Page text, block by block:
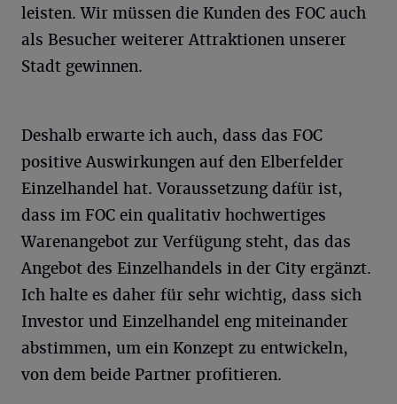
leisten. Wir müssen die Kunden des FOC auch
als Besucher weiterer Attraktionen unserer
Stadt gewinnen.
Deshalb erwarte ich auch, dass das FOC
positive Auswirkungen auf den Elberfelder
Einzelhandel hat. Voraussetzung dafür ist,
dass im FOC ein qualitativ hochwertiges
Warenangebot zur Verfügung steht, das das
Angebot des Einzelhandels in der City ergänzt.
Ich halte es daher für sehr wichtig, dass sich
Investor und Einzelhandel eng miteinander
abstimmen, um ein Konzept zu entwickeln,
von dem beide Partner profitieren.